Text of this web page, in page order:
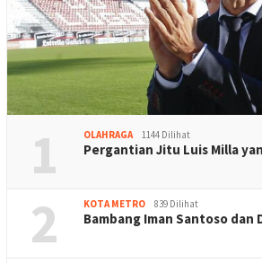
1 OLAHRAGA 1144 Dilihat
Pergantian Jitu Luis Milla
2 KOTA METRO 839 Dilihat
Bambang Iman Santoso dan